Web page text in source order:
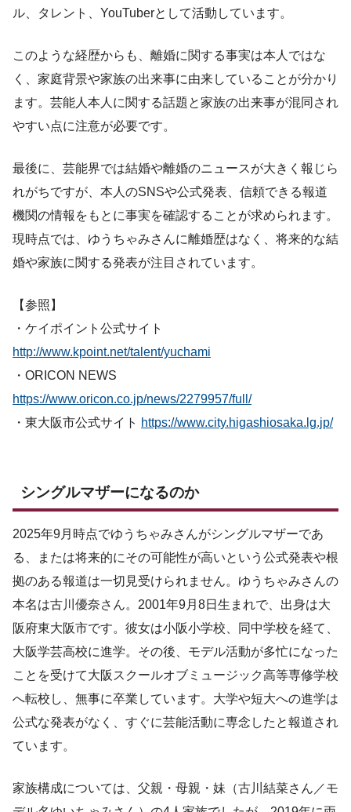
ル、タレント、YouTuberとして活動しています。
このような経歴からも、離婚に関する事実は本人ではな
く、家庭背景や家族の出来事に由来していることが分かり
ます。芸能人本人に関する話題と家族の出来事が混同され
やすい点に注意が必要です。
最後に、芸能界では結婚や離婚のニュースが大きく報じら
れがちですが、本人のSNSや公式発表、信頼できる報道
機関の情報をもとに事実を確認することが求められます。
現時点では、ゆうちゃみさんに離婚歴はなく、将来的な結
婚や家族に関する発表が注目されています。
【参照】
・ケイポイント公式サイト
http://www.kpoint.net/talent/yuchami
・ORICON NEWS
https://www.oricon.co.jp/news/2279957/full/
・東大阪市公式サイト https://www.city.higashiosaka.lg.jp/
シングルマザーになるのか
2025年9月時点でゆうちゃみさんがシングルマザーであ
る、または将来的にその可能性が高いという公式発表や根
拠のある報道は一切見受けられません。ゆうちゃみさんの
本名は古川優奈さん。2001年9月8日生まれで、出身は大
阪府東大阪市です。彼女は小阪小学校、同中学校を経て、
大阪学芸高校に進学。その後、モデル活動が多忙になった
ことを受けて大阪スクールオブミュージック高等専修学校
へ転校し、無事に卒業しています。大学や短大への進学は
公式な発表がなく、すぐに芸能活動に専念したと報道され
ています。
家族構成については、父親・母親・妹（古川結菜さん／モ